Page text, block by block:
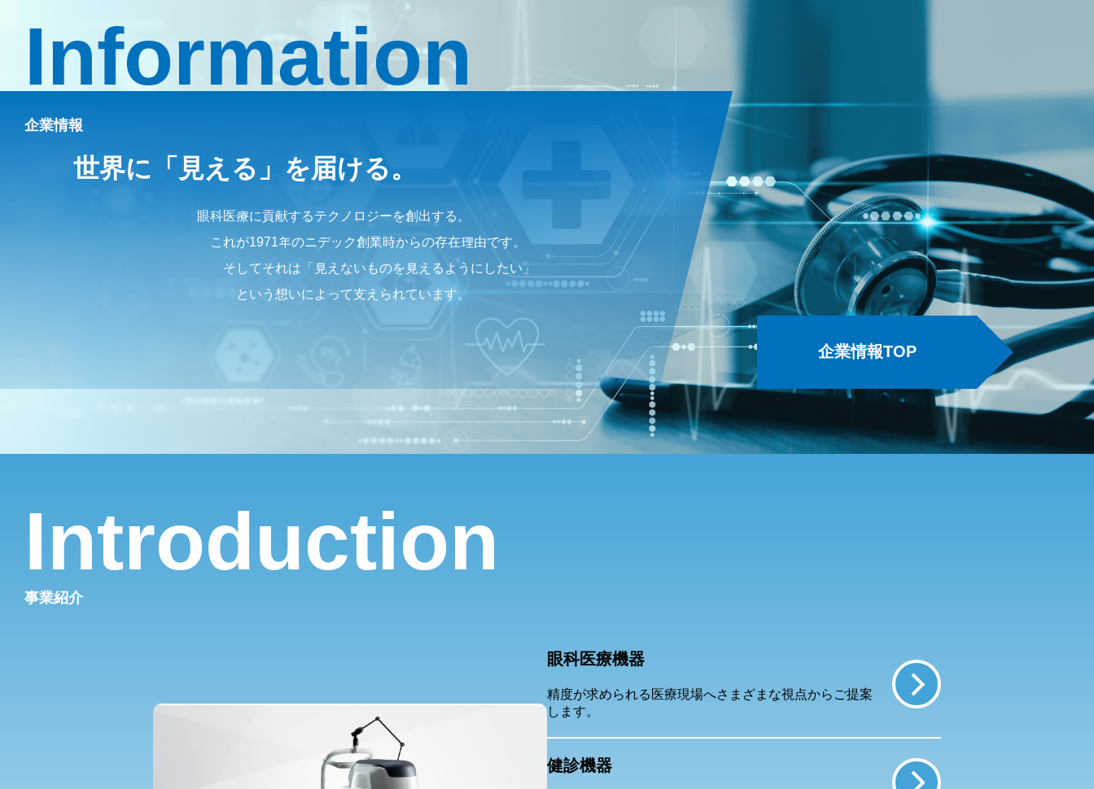
Information
企業情報
世界に「見える」を届ける。
眼科医療に貢献するテクノロジーを創出する。
これが1971年のニデック創業時からの存在理由です。
そしてそれは「見えないものを見えるようにしたい」
という想いによって支えられています。
企業情報TOP
Introduction
事業紹介
眼科医療機器
精度が求められる医療現場へさまざまな視点からご提案
します。
健診機器